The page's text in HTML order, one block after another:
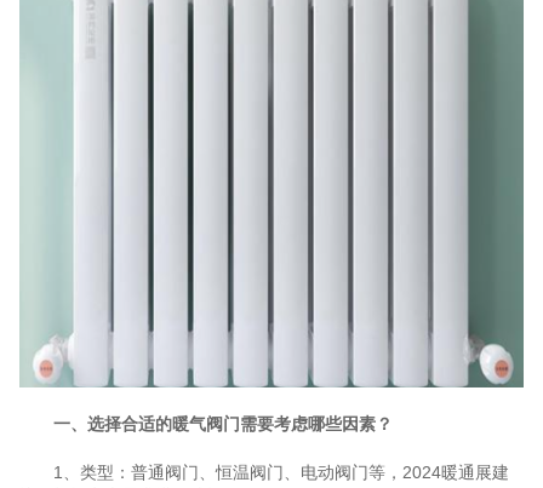
一、选择合适的暖气阀门需要考虑哪些因素？
1、类型：普通阀门、恒温阀门、电动阀门等，2024暖通展建